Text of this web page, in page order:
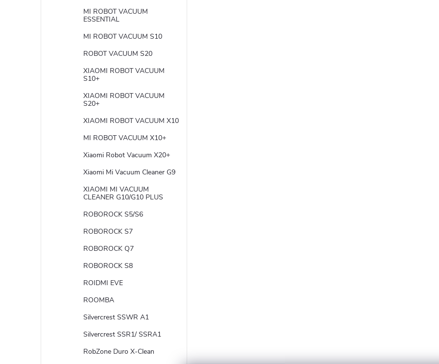
MI ROBOT VACUUM
ESSENTIAL
MI ROBOT VACUUM S10
ROBOT VACUUM S20
XIAOMI ROBOT VACUUM
S10+
XIAOMI ROBOT VACUUM
S20+
XIAOMI ROBOT VACUUM X10
MI ROBOT VACUUM X10+
Xiaomi Robot Vacuum X20+
Xiaomi Mi Vacuum Cleaner G9
XIAOMI MI VACUUM
CLEANER G10/G10 PLUS
ROBOROCK S5/S6
ROBOROCK S7
ROBOROCK Q7
ROBOROCK S8
ROIDMI EVE
ROOMBA
Silvercrest SSWR A1
Silvercrest SSR1/ SSRA1
RobZone Duro X-Clean